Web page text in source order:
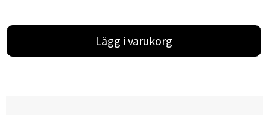
Lägg i varukorg